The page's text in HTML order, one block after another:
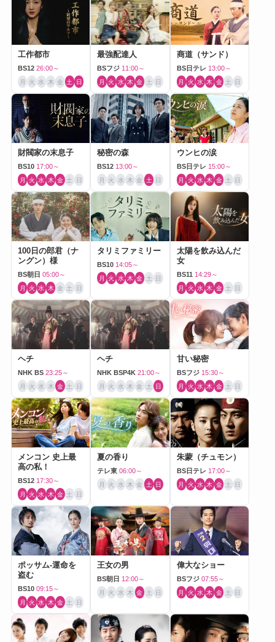
工作都市
BS12 26:00～
月 火 水 木 金 土 日
最強配達人
BSフジ 11:00～
月 火 水 木 金 土 日
商道（サンド）
BS日テレ 13:00～
月 火 水 木 金 土 日
財閥家の末息子
BS10 17:00～
月 火 水 木 金 土 日
秘密の森
BS12 13:00～
月 火 水 木 金 土 日
ウンヒの涙
BS日テレ 15:00～
月 火 水 木 金 土 日
100日の郎君（ナ
ングン）様
BS朝日 05:00～
月 火 水 木 金 土 日
タリミファミリー
BS10 14:05～
月 火 水 木 金 土 日
太陽を飲み込んだ
女
BS11 14:29～
月 火 水 木 金 土 日
ヘチ
NHK BS 23:25～
月 火 水 木 金 土 日
ヘチ
NHK BSP4K 21:00～
月 火 水 木 金 土 日
甘い秘密
BSフジ 15:30～
月 火 水 木 金 土 日
メンコン 史上最
高の私！
BS12 17:30～
月 火 水 木 金 土 日
夏の香り
テレ東 06:00～
月 火 水 木 金 土 日
朱蒙（チュモン）
BS日テレ 17:00～
月 火 水 木 金 土 日
ポッサム-運命を
盗む
BS10 09:15～
月 火 水 木 金 土 日
王女の男
BS朝日 12:00～
月 火 水 木 金 土 日
偉大なショー
BSフジ 07:55～
月 火 水 木 金 土 日